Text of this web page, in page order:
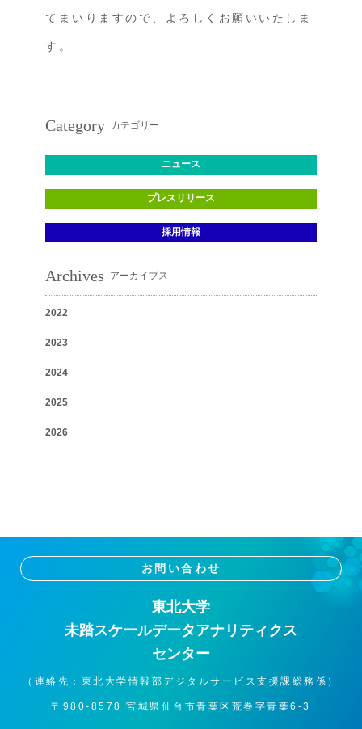
てまいりますので、よろしくお願いいたしま
す。
Category カテゴリー
ニュース
プレスリリース
採用情報
Archives アーカイブス
2022
2023
2024
2025
2026
お問い合わせ
東北大学
未踏スケールデータアナリティクス
センター
（連絡先：東北大学情報部デジタルサービス支援課総務係）
〒980-8578 宮城県仙台市青葉区荒巻字青葉6-3